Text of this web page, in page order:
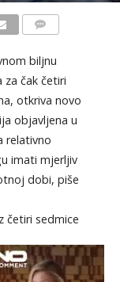
biljnu
za čak četiri
otkriva novo
objavljena u
relativno
imati mjerljiv
dobi, piše
četiri sedmice